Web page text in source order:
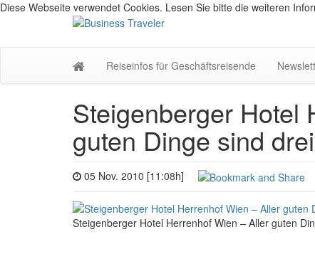
Diese Webseite verwendet Cookies. Lesen Sie bitte die weiteren
Reiseinfos für Geschäftsreisende
Steigenberger Hotel
guten Dinge sind drei
05 Nov. 2010 [11:08h]
Steigenberger Hotel Herrenhof Wien – Aller guten